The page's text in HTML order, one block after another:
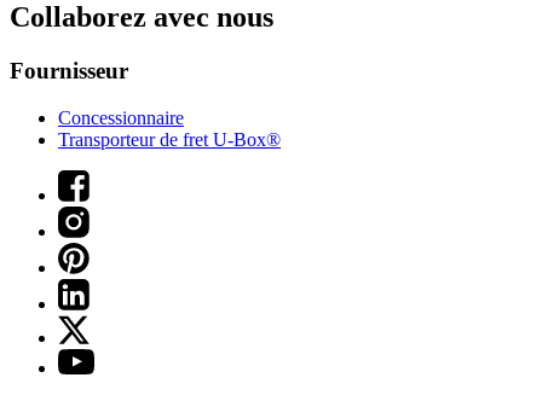
Collaborez avec nous
Fournisseur
Concessionnaire
Transporteur de fret U-Box®